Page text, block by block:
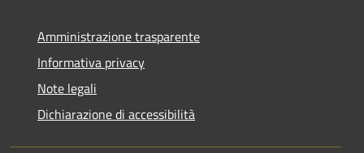
Amministrazione trasparente
Informativa privacy
Note legali
Dichiarazione di accessibilità